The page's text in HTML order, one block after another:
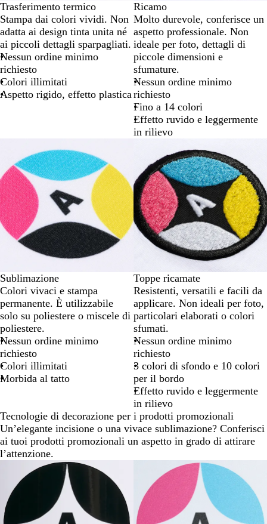
Trasferimento termico
Stampa dai colori vividi. Non
adatta ai design tinta unita né
ai piccoli dettagli sparpagliati.
Nessun ordine minimo
richiesto
Colori illimitati
Aspetto rigido, effetto plastica
Ricamo
Molto durevole, conferisce un
aspetto professionale. Non
ideale per foto, dettagli di
piccole dimensioni e
sfumature.
Nessun ordine minimo
richiesto
Fino a 14 colori
Effetto ruvido e leggermente
in rilievo
Sublimazione
Colori vivaci e stampa
permanente. È utilizzabile
solo su poliestere o miscele di
poliestere.
Nessun ordine minimo
richiesto
Colori illimitati
Morbida al tatto
Toppe ricamate
Resistenti, versatili e facili da
applicare. Non ideali per foto,
particolari elaborati o colori
sfumati.
Nessun ordine minimo
richiesto
3 colori di sfondo e 10 colori
per il bordo
Effetto ruvido e leggermente
in rilievo
Tecnologie di decorazione per i prodotti promozionali
Un’elegante incisione o una vivace sublimazione? Conferisci
ai tuoi prodotti promozionali un aspetto in grado di attirare
l’attenzione.